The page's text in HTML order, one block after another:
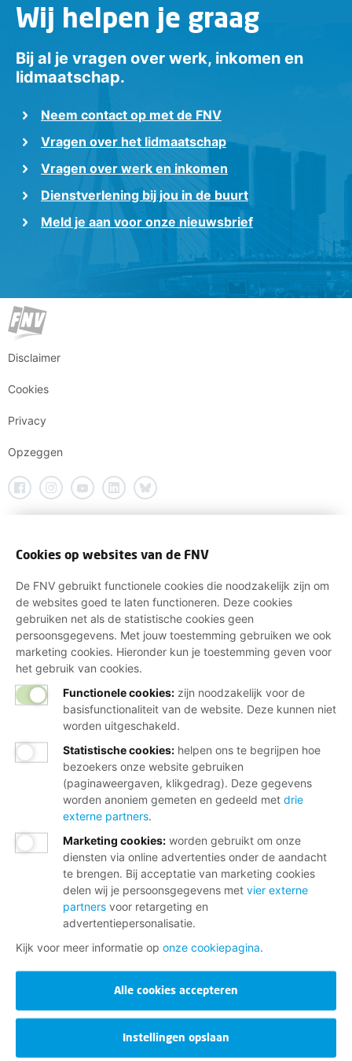
Wij helpen je graag
Bij al je vragen over werk, inkomen en
lidmaatschap.
Neem contact op met de FNV
Vragen over het lidmaatschap
Vragen over werk en inkomen
Dienstverlening bij jou in de buurt
Meld je aan voor onze nieuwsbrief
Disclaimer
Cookies
Privacy
Opzeggen
Cookies op websites van de FNV
De FNV gebruikt functionele cookies die noodzakelijk zijn om
de websites goed te laten functioneren. Deze cookies
gebruiken net als de statistische cookies geen
persoonsgegevens. Met jouw toestemming gebruiken we ook
marketing cookies. Hieronder kun je toestemming geven voor
het gebruik van cookies.
Functionele cookies: zijn noodzakelijk voor de
basisfunctionaliteit van de website. Deze kunnen niet
worden uitgeschakeld.
Statistische cookies: helpen ons te begrijpen hoe
bezoekers onze website gebruiken
(paginaweergaven, klikgedrag). Deze gegevens
worden anoniem gemeten en gedeeld met drie
externe partners.
Marketing cookies: worden gebruikt om onze
diensten via online advertenties onder de aandacht
te brengen. Bij acceptatie van marketing cookies
delen wij je persoonsgegevens met vier externe
partners voor retargeting en
advertentiepersonalisatie.
Kijk voor meer informatie op onze cookiepagina.
Alle cookies accepteren
Instellingen opslaan